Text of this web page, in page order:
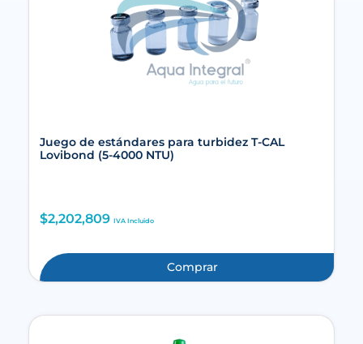
Juego de estándares para turbidez T-CAL
Lovibond (5-4000 NTU)
$2,202,809 IVA Incluido
Comprar